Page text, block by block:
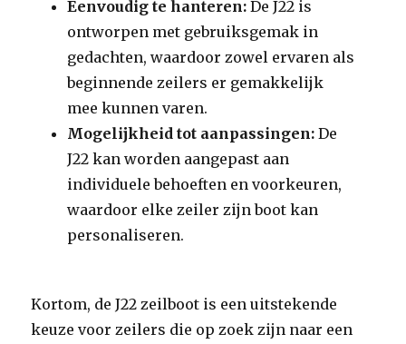
Eenvoudig te hanteren: De J22 is
ontworpen met gebruiksgemak in
gedachten, waardoor zowel ervaren als
beginnende zeilers er gemakkelijk
mee kunnen varen.
Mogelijkheid tot aanpassingen: De
J22 kan worden aangepast aan
individuele behoeften en voorkeuren,
waardoor elke zeiler zijn boot kan
personaliseren.
Kortom, de J22 zeilboot is een uitstekende
keuze voor zeilers die op zoek zijn naar een